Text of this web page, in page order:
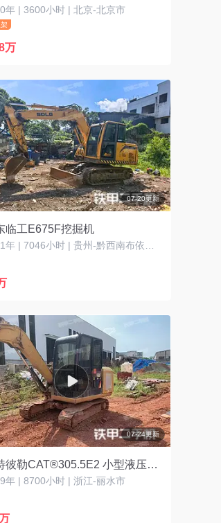
年 | 3600小时 | 北京-北京市
万
07-20更新
临工E675F挖掘机
07-24更新
卡特彼勒CAT®305.5E2 小型液压挖掘机
年 | 8700小时 | 浙江-丽水市